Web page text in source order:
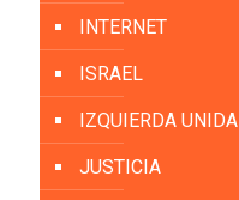
INTERNET
ISRAEL
IZQUIERDA UNIDA
JUSTICIA